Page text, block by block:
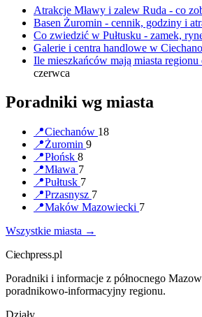
Atrakcje Mławy i zalew Ruda - co
Basen Żuromin - cennik, godziny i
Co zwiedzić w Pułtusku - zamek,
Galerie i centra handlowe w
Ile mieszkańców mają miasta
czerwca
Poradniki wg miasta
📍Ciechanów 18
📍Żuromin 9
📍Płońsk 8
📍Mława 7
📍Pułtusk 7
📍Przasnysz 7
📍Maków Mazowiecki 7
Wszystkie miasta →
Ciechpress.pl
Poradniki i informacje z północnego
poradnikowo-informacyjny regionu.